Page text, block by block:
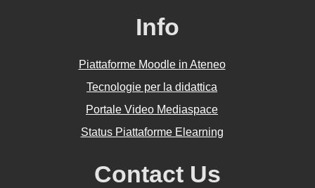
Info
Piattaforme Moodle in Ateneo
Tecnologie per la didattica
Portale Video Mediaspace
Status Piattaforme Elearning
Contact Us